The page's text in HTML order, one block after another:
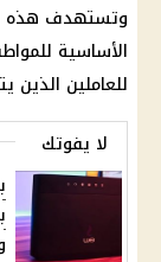
وتستهدف هذه
الأساسية
للعاملين الذين
لا يفوتك